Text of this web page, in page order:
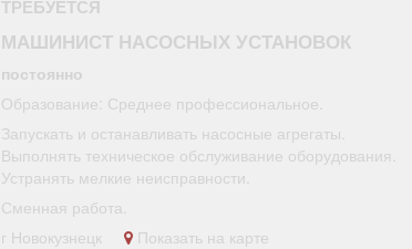
ТРЕБУЕТСЯ
МАШИНИСТ НАСОСНЫХ УСТАНОВОК
постоянно
Образование: Среднее профессиональное.
Запускать и останавливать насосные агрегаты.
Выполнять техническое обслуживание оборудования.
Устранять мелкие неисправности.
Сменная работа.
г Новокузнецк
Показать на карте